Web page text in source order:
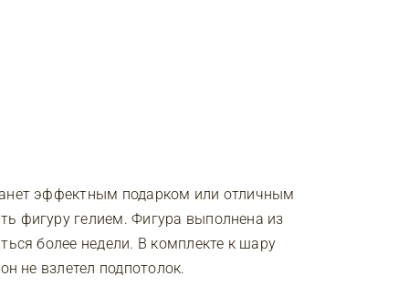
эффектным подарком или отличным
фигуру гелием. Фигура выполнена из
более недели. В комплекте к шару
не взлетел подпотолок.